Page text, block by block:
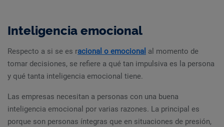
Inteligencia emocional
Respecto a si se es racional o emocional al momento de
tomar decisiones, se refiere a qué tan impulsiva es la persona
y qué tanta inteligencia emocional tiene.
Las empresas necesitan a personas con una buena
inteligencia emocional por varias razones. La principal es
porque son personas íntegras que en situaciones de presión,